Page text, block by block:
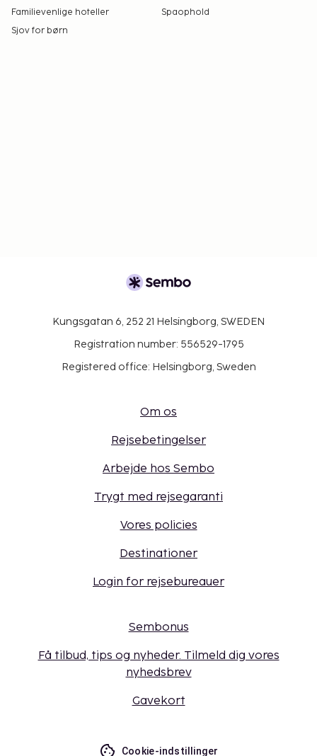
Familievenlige hoteller
Spaophold
Sjov for børn
Kungsgatan 6, 252 21 Helsingborg, SWEDEN
Registration number: 556529-1795
Registered office: Helsingborg, Sweden
Om os
Rejsebetingelser
Arbejde hos Sembo
Trygt med rejsegaranti
Vores policies
Destinationer
Login for rejsebureauer
Sembonus
Få tilbud, tips og nyheder. Tilmeld dig vores
nyhedsbrev
Gavekort
Cookie-indstillinger